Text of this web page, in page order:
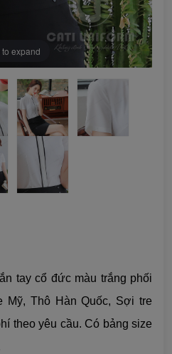
to expand
tay cổ đức màu trắng phối
Mỹ, Thô Hàn Quốc, Sợi tre
theo yêu cầu. Có bảng size